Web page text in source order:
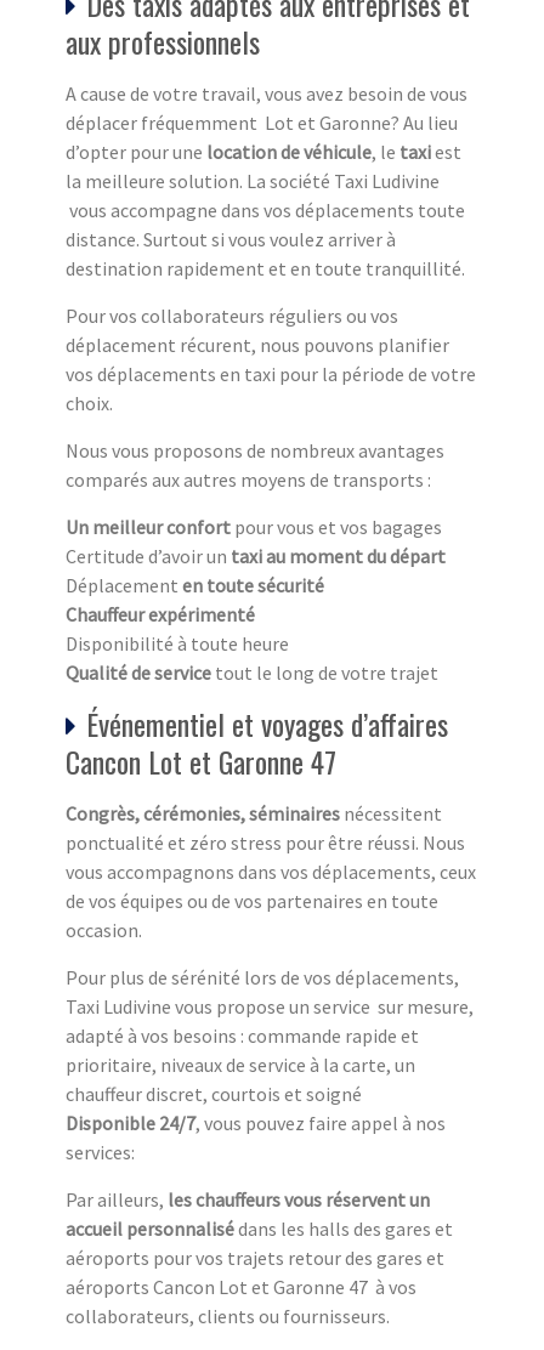
aux professionnels
A cause de votre travail, vous avez besoin de vous
déplacer fréquemment Lot et Garonne? Au lieu
d’opter pour une location de véhicule, le taxiest
la meilleure solution. La société Taxi Ludivine
vous accompagne dans vos déplacements toute
distance. Surtout si vous voulez arriver à
destination rapidement et en toute tranquillité.
Pour vos collaborateurs réguliers ou vos
déplacement récurent, nous pouvons planifier
vos déplacements en taxi pour la période de votre
choix.
Nous vous proposons de nombreux avantages
comparés aux autres moyens de transports :
Un meilleur confort pour vous et vos bagages
Certitude d’avoir un taxi au moment du départ
Déplacement en toute sécurité
Chauffeur expérimenté
Disponibilité à toute heure
Qualité de service tout le long de votre trajet
Événementiel et voyages d’affaires
Cancon Lot et Garonne 47
Congrès, cérémonies, séminaires nécessitent
ponctualité et zéro stress pour être réussi. Nous
vous accompagnons dans vos déplacements, ceux
de vos équipes ou de vos partenaires en toute
occasion.
Pour plus de sérénité lors de vos déplacements,
Taxi Ludivine vous propose un service sur mesure,
adapté à vos besoins : commande rapide et
prioritaire, niveaux de service à la carte, un
chauffeur discret, courtois et soigné
Disponible 24/7, vous pouvez faire appel à nos
services:
Par ailleurs, les chauffeurs vous réservent un
accueil personnalisédans les halls des gares et
aéroports pour vos trajets retour des gares et
aéroports Cancon Lot et Garonne 47 à vos
collaborateurs, clients ou fournisseurs.